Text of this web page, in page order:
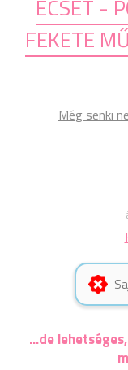
ECSET -
FEKETE
Még senki
...de